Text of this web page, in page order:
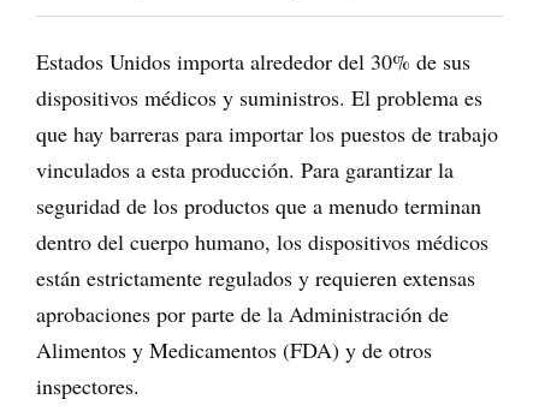
Estados Unidos importa alrededor del 30% de sus
dispositivos médicos y suministros. El problema es
que hay barreras para importar los puestos de trabajo
vinculados a esta producción. Para garantizar la
seguridad de los productos que a menudo terminan
dentro del cuerpo humano, los dispositivos médicos
están estrictamente regulados y requieren extensas
aprobaciones por parte de la Administración de
Alimentos y Medicamentos (FDA) y de otros
inspectores.